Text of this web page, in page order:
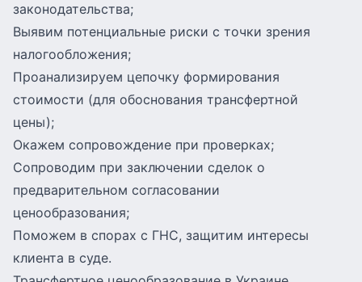
законодательства;
Выявим потенциальные риски с точки зрения
налогообложения;
Проанализируем цепочку формирования
стоимости (для обоснования трансфертной
цены);
Окажем сопровождение при проверках;
Сопроводим при заключении сделок о
предварительном согласовании
ценообразования;
Поможем в спорах с ГНС, защитим интересы
клиента в суде.